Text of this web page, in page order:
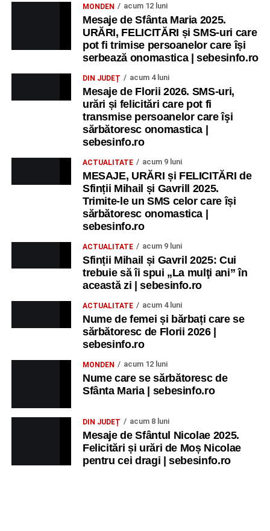
MONDEN acum 12 luni
Mesaje de Sfânta Maria 2025.
URĂRI, FELICITĂRI și SMS-uri care
pot fi trimise persoanelor care își
serbează onomastica | sebesinfo.ro
DIN JUDEȚ acum 4 luni
Mesaje de Florii 2026. SMS-uri,
urări și felicitări care pot fi
transmise persoanelor care îşi
sărbătoresc onomastica |
sebesinfo.ro
ACTUALITATE acum 9 luni
MESAJE, URĂRI și FELICITĂRI de
Sfinții Mihail și Gavrill 2025.
Trimite-le un SMS celor care își
sărbătoresc onomastica |
sebesinfo.ro
ACTUALITATE acum 9 luni
Sfinții Mihail și Gavril 2025: Cui
trebuie să îi spui „La mulţi ani” în
această zi | sebesinfo.ro
ACTUALITATE acum 4 luni
Nume de femei și bărbați care se
sărbătoresc de Florii 2026 |
sebesinfo.ro
MONDEN acum 12 luni
Nume care se sărbătoresc de
Sfânta Maria | sebesinfo.ro
DIN JUDEȚ acum 8 luni
Mesaje de Sfântul Nicolae 2025.
Felicitări și urări de Moș Nicolae
pentru cei dragi | sebesinfo.ro